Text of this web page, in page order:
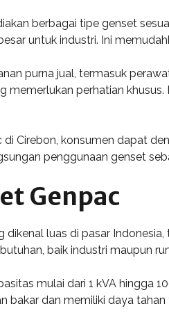
berbagai tipe genset
untuk industri. Ini
purna jual, termasuk
perhatian
Cirebon, konsumen dapat
penggunaan genset
Genpac
luas di pasar
baik industri maupun
mulai dari 1 kVA hingga
bakar dan memiliki daya tahan